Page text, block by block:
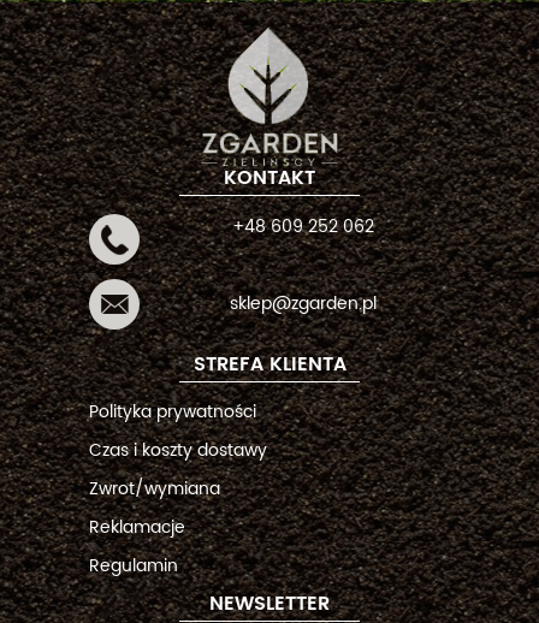
KONTAKT
+48 609 252 062
sklep@zgarden.pl
STREFA KLIENTA
Polityka prywatności
Czas i koszty dostawy
Zwrot/wymiana
Reklamacje
Regulamin
NEWSLETTER